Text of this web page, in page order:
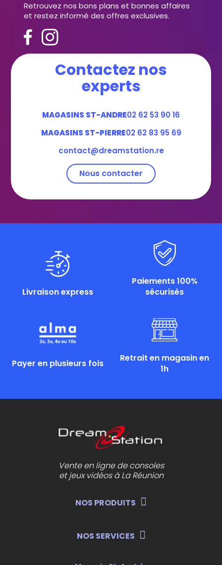
Retrouvez nos bons plans et bonnes affaires
et restez informé des offres exclusives.
Contactez nos
experts
MAGASINS ST-ANDRE02 62 53 90 16
MAGASINS ST-PIERRE02 62 83 95 69
contact@dreamstation.re
Nous contacter
Livraison express
Paiements 100%
sécurisés
Payer en plusieurs fois
Retrait en magasin en
1h
Vente en ligne de consoles
et jeux vidéos à La Réunion
NOS PRODUITS
NOS SERVICES